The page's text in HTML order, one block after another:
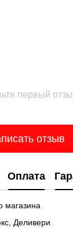
первый
отзыв
Оплата
магазина
Деливери